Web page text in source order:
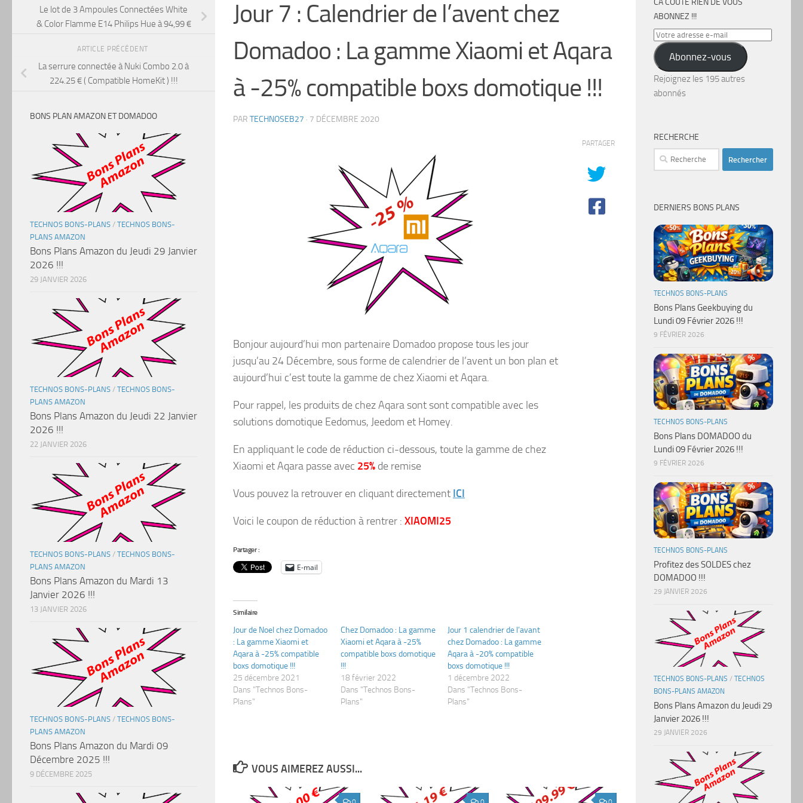
Jour 7 : Calendrier de l’avent chez
Domadoo : La gamme Xiaomi et Aqara
à -25% compatible boxs domotique !!!
PAR TECHNOSEB27 · 7 DÉCEMBRE 2020
Bonjour aujourd’hui mon partenaire Domadoo propose tous les jour
jusqu’au 24 Décembre, sous forme de calendrier de l’avent un bon plan et
aujourd’hui c’est toute la gamme de chez Xiaomi et Aqara.
Pour rappel, les produits de chez Aqara sont sont compatible avec les
solutions domotique Eedomus, Jeedom et Homey.
En appliquant le code de réduction ci-dessous, toute la gamme de chez
Xiaomi et Aqara passe avec 25% de remise
Vous pouvez la retrouver en cliquant directement ICI
Voici le coupon de réduction à rentrer : XIAOMI25
Partager :
E-mail
Similaire
Jour de Noel chez Domadoo
: La gamme Xiaomi et
Aqara à -25% compatible
boxs domotique !!!
25 décembre 2021
Dans "Technos Bons-
Plans"
Chez Domadoo : La gamme
Xiaomi et Aqara à -25%
compatible boxs domotique
!!!
18 février 2022
Dans "Technos Bons-
Plans"
Jour 1 calendrier de l’avant
chez Domadoo : La gamme
Aqara à -20% compatible
boxs domotique !!!
1 décembre 2022
Dans "Technos Bons-
Plans"
PARTAGER
VOUS AIMEREZ AUSSI...
Le lot de 3 Ampoules Connectées White
& Color Flamme E14 Philips Hue à 94,99 €
ARTICLE PRÉCÉDENT
La serrure connectée à Nuki Combo 2.0 à
224.25 € ( Compatible HomeKit ) !!!
BONS PLAN AMAZON ET DOMADOO
TECHNOS BONS-PLANS / TECHNOS BONS-
PLANS AMAZON
Bons Plans Amazon du Jeudi 29 Janvier
2026 !!!
29 JANVIER 2026
TECHNOS BONS-PLANS / TECHNOS BONS-
PLANS AMAZON
Bons Plans Amazon du Jeudi 22 Janvier
2026 !!!
22 JANVIER 2026
TECHNOS BONS-PLANS / TECHNOS BONS-
PLANS AMAZON
Bons Plans Amazon du Mardi 13
Janvier 2026 !!!
13 JANVIER 2026
TECHNOS BONS-PLANS / TECHNOS BONS-
PLANS AMAZON
Bons Plans Amazon du Mardi 09
Décembre 2025 !!!
9 DÉCEMBRE 2025
CA COÛTE RIEN DE VOUS
ABONNEZ !!!
Votre
adresse
e-
mail
Abonnez-vous
Rejoignez les 195 autres
abonnés
RECHERCHE
Rechercher :
DERNIERS BONS PLANS
TECHNOS BONS-PLANS
Bons Plans Geekbuying du
Lundi 09 Février 2026 !!!
9 FÉVRIER 2026
TECHNOS BONS-PLANS
Bons Plans DOMADOO du
Lundi 09 Février 2026 !!!
9 FÉVRIER 2026
TECHNOS BONS-PLANS
Profitez des SOLDES chez
DOMADOO !!!
29 JANVIER 2026
TECHNOS BONS-PLANS / TECHNOS
BONS-PLANS AMAZON
Bons Plans Amazon du Jeudi 29
Janvier 2026 !!!
29 JANVIER 2026